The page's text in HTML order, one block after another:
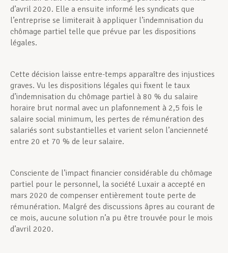
d’avril 2020. Elle a ensuite informé les syndicats que
l’entreprise se limiterait à appliquer l’indemnisation du
chômage partiel telle que prévue par les dispositions
légales.
Cette décision laisse entre-temps apparaître des injustices
graves. Vu les dispositions légales qui fixent le taux
d’indemnisation du chômage partiel à 80 % du salaire
horaire brut normal avec un plafonnement à 2,5 fois le
salaire social minimum, les pertes de rémunération des
salariés sont substantielles et varient selon l’ancienneté
entre 20 et 70 % de leur salaire.
Consciente de l’impact financier considérable du chômage
partiel pour le personnel, la société Luxair a accepté en
mars 2020 de compenser entièrement toute perte de
rémunération. Malgré des discussions âpres au courant de
ce mois, aucune solution n’a pu être trouvée pour le mois
d’avril 2020.